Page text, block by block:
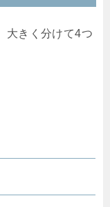
大きく分けて4つ